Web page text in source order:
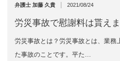
弁護士 加藤 久貴 | 2021/08/24
労災事故で慰謝料は貰えま
労災事故とは？労災事故とは、業務
た事故のことです。平た…